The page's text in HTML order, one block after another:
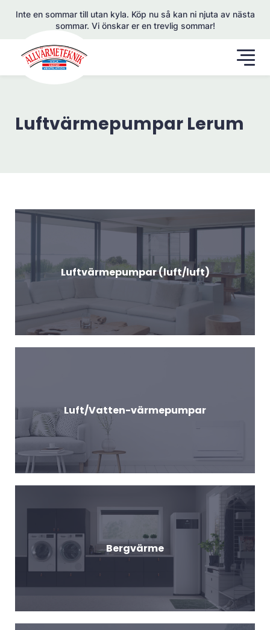
Inte en sommar till utan kyla. Köp nu så kan ni njuta av nästa
sommar. Vi önskar er en trevlig sommar!
Luftvärmepumpar Lerum
Luftvärmepumpar (luft/luft)
Luft/Vatten-värmepumpar
Bergvärme